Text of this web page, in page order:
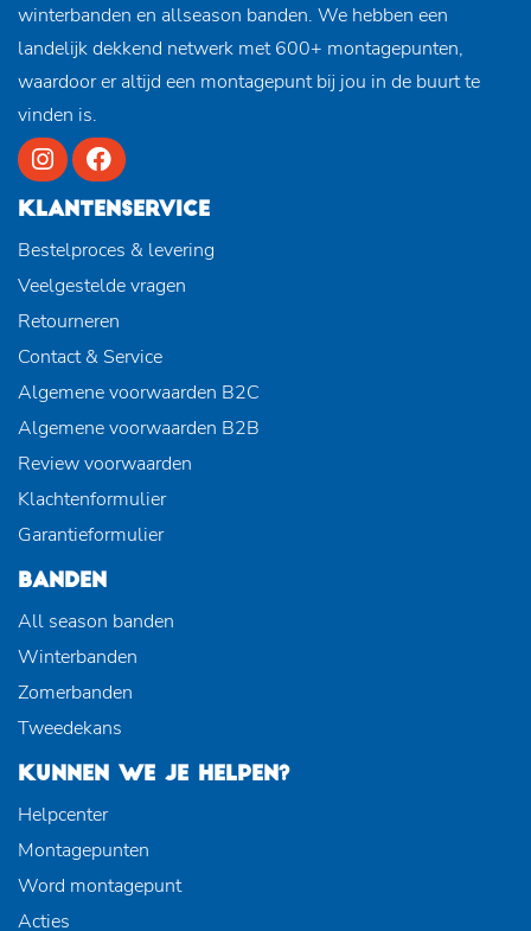
winterbanden en allseason banden. We hebben een
landelijk dekkend netwerk met 600+ montagepunten,
waardoor er altijd een montagepunt bij jou in de buurt te
vinden is.
KLANTENSERVICE
Bestelproces & levering
Veelgestelde vragen
Retourneren
Contact & Service
Algemene voorwaarden B2C
Algemene voorwaarden B2B
Review voorwaarden
Klachtenformulier
Garantieformulier
BANDEN
All season banden
Winterbanden
Zomerbanden
Tweedekans
KUNNEN WE JE HELPEN?
Helpcenter
Montagepunten
Word montagepunt
Acties